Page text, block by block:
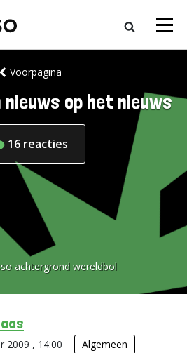
Voorpagina
nieuws op het nieuws
16 reacties
achtergrond wereldbol
2009 , 14:00 Algemeen